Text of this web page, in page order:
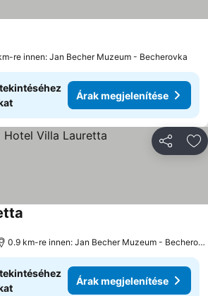
re innen: Jan Becher Muzeum - Becherovka
Árak megjelenítése
0.9 km-re innen: Jan Becher Muzeum - Becherovka
Árak megjelenítése